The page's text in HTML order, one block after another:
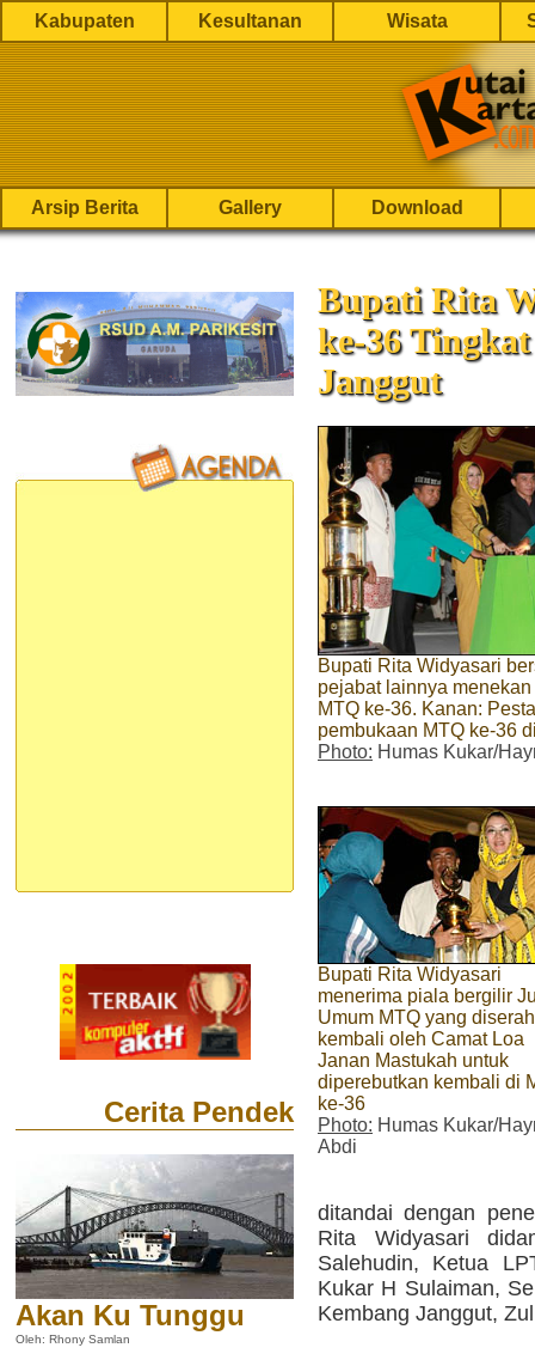
Kabupaten Kesultanan Wisata
Arsip Berita Gallery Download
Cerita Pendek
Akan Ku Tunggu
Oleh: Rhony Samlan
Bupati Rita
ke-36
Janggut
Bupati Rita Widyasari
pejabat lainnya
MTQ ke-36. Kanan:
pembukaan MTQ ke-36
Photo: Humas Kukar/
Bupati Rita Widyasari
menerima piala bergilir
Umum MTQ yang
kembali oleh Camat Loa
Janan Mastukah untuk
diperebutkan kembali di
ke-36
Photo: Humas Kukar/
Abdi
ditandai dengan
Rita Widyasari
Salehudin, Ketua
Kukar H Sulaiman,
Kembang Janggut,